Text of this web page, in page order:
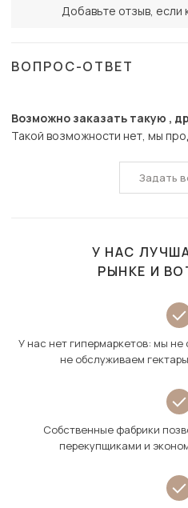
Добавьте отзыв, если
ВОПРОС-ОТВЕТ
Возможно заказать такую ,
Такой возможности нет, мы
Задать
У НАС
РЫНКЕ И
У нас нет гипермаркетов: мы
не обслуживаем
Собственные фабрики
перекупщиками и